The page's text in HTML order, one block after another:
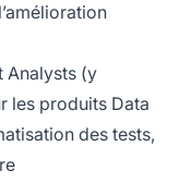
Analysts (y
les produits Data
des tests,